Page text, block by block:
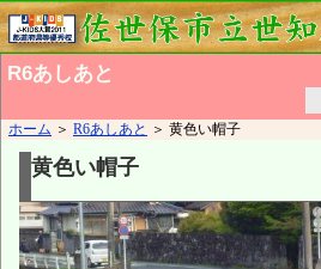
R6あしあと
ホーム ＞ R6あしあと ＞ 黄色い帽子
黄色い帽子